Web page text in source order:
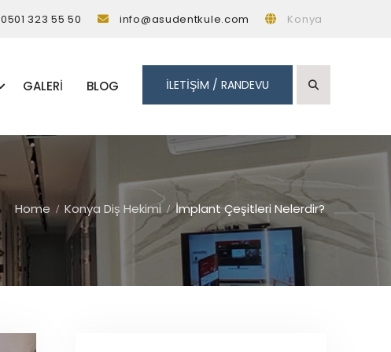
0501 323 55 50 info@asudentkule.com Konya
İLETİŞİM / RANDEVU
GALERI BLOG
Home Konya Diş Hekimi İmplant Çeşitleri Nelerdir?